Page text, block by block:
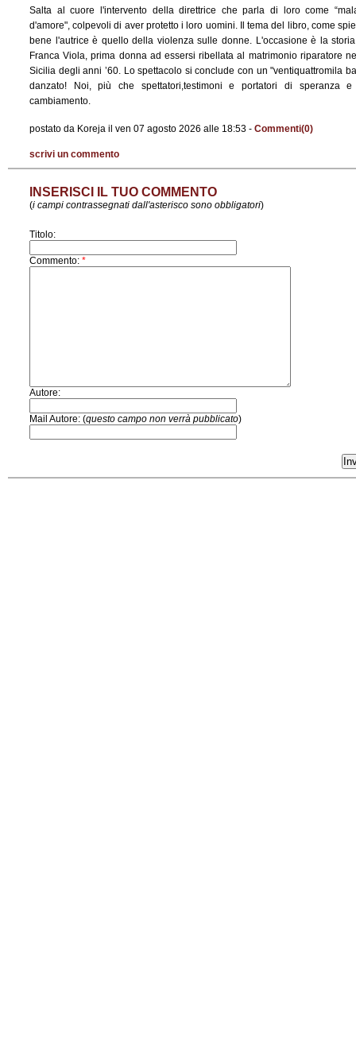
Salta al cuore l'intervento della direttrice che parla di loro come
d'amore", colpevoli di aver protetto i loro uomini. Il tema del libro, come
bene l'autrice è quello della violenza sulle donne. L'occasione è la
Franca Viola, prima donna ad essersi ribellata al matrimonio riparatore
Sicilia degli anni ’60. Lo spettacolo si conclude con un "ventiquattromila
danzato! Noi, più che spettatori,testimoni e portatori di speranza
cambiamento.
postato da Koreja il ven 07 agosto 2026 alle 18:53 - Commenti(0)
scrivi un commento
INSERISCI IL TUO COMMENTO
(i campi contrassegnati dall'asterisco sono obbligatori)
Titolo:
Commento: *
Autore:
Mail Autore: (questo campo non verrà pubblicato)